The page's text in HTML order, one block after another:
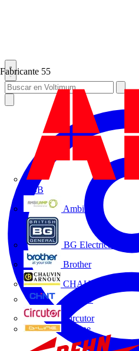
Fabricante 55
ABB
Ambilamp
BG Electrical
Brother
CHAUVIN
CHINT
Circutor
D-Line